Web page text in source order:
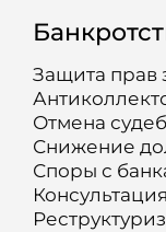
Защита прав
Отмена
Снижение
Споры с